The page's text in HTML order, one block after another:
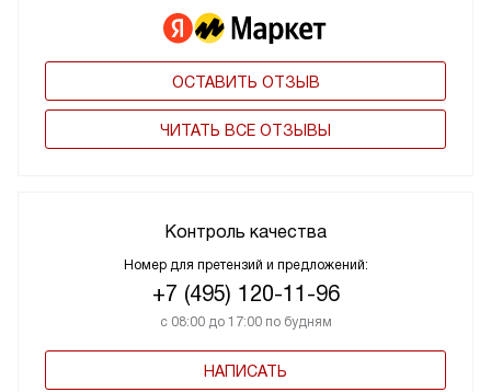
ОСТАВИТЬ ОТЗЫВ
ЧИТАТЬ ВСЕ ОТЗЫВЫ
Контроль качества
Номер для претензий и предложений:
+7 (495) 120-11-96
с 08:00 до 17:00 по будням
НАПИСАТЬ